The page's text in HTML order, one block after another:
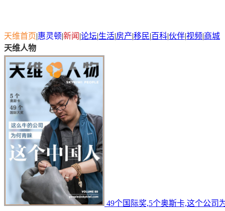
天维首页|惠灵顿|新闻 |论坛|生活|房产|移民|百科|伙伴|视频|商城
天维人物
49个国际奖,5个奥斯卡,这个公司